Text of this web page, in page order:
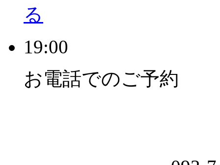
る
19:00
お電話でのご予約